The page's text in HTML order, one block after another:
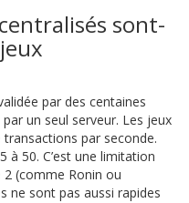
sont-
par des centaines
un seul serveur. Les jeux
par seconde.
à 50. C’est une limitation
(comme Ronin ou
ne sont pas aussi rapides